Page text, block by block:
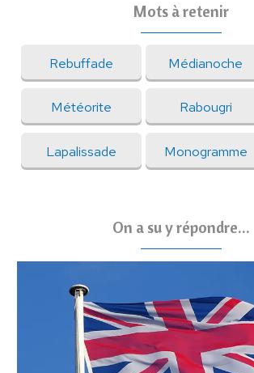
Mots à retenir
Rebuffade Médianoche
Météorite Rabougri
Lapalissade Monogramme
On a su y répondre...